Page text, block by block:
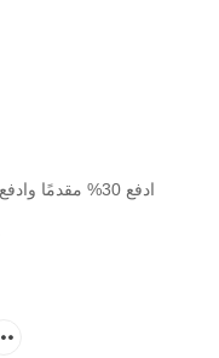
(T/T) ادفع 30% مقدمًا وادفع الرصيد قبل التسليم